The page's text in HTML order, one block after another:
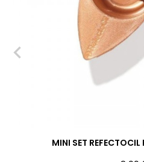
MINI SET